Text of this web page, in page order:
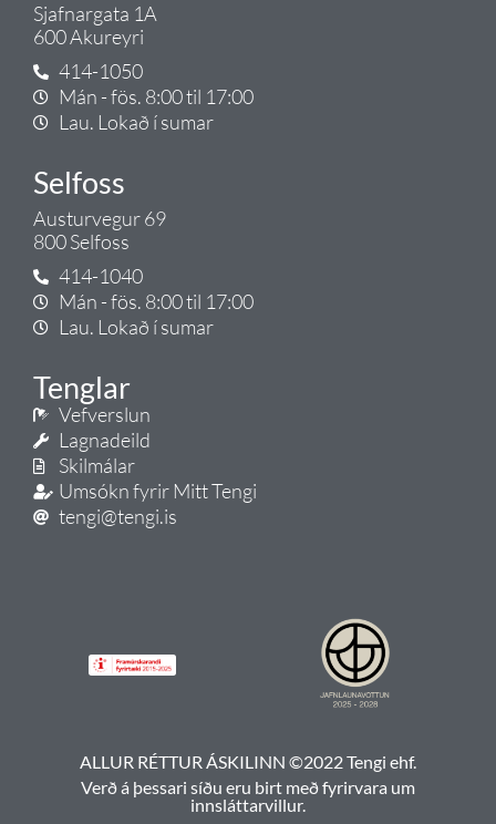
Sjafnargata 1A
600 Akureyri
414-1050
Mán - fös. 8:00 til 17:00
Lau. Lokað í sumar
Selfoss
Austurvegur 69
800 Selfoss
414-1040
Mán - fös. 8:00 til 17:00
Lau. Lokað í sumar
Tenglar
Vefverslun
Lagnadeild
Skilmálar
Umsókn fyrir Mitt Tengi
tengi@tengi.is
ALLUR RÉTTUR ÁSKILINN ©2022 Tengi ehf.
Verð á þessari síðu eru birt með fyrirvara um
innsláttarvillur.